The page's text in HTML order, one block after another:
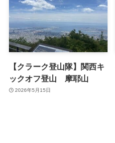
【クラーク登山隊】関西キ
ックオフ登山 摩耶山
2026年5月15日